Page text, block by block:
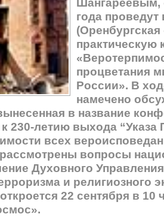
года
процветания
России». В
намечено
в название
230-летию выхода
всех
вопросы
Духовного
и религиозного
22 сентября в 10